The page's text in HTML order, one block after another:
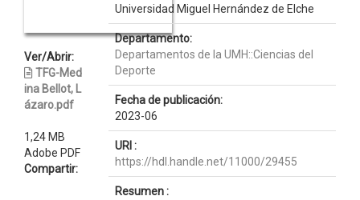
Ver/Abrir:
TFG-Med
ina Bellot, L
ázaro.pdf
1,24 MB
Adobe PDF
Compartir:
Universidad Miguel Hernández de Elche
Departamento:
Departamentos de la UMH::Ciencias del
Deporte
Fecha de publicación:
2023-06
URI :
https://hdl.handle.net/11000/29455
Resumen :